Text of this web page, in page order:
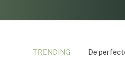
TRENDING De